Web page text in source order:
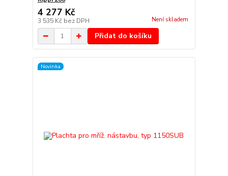
4 277 Kč
3 535 Kč bez DPH Není skladem
Přidat do košíku
Novinka